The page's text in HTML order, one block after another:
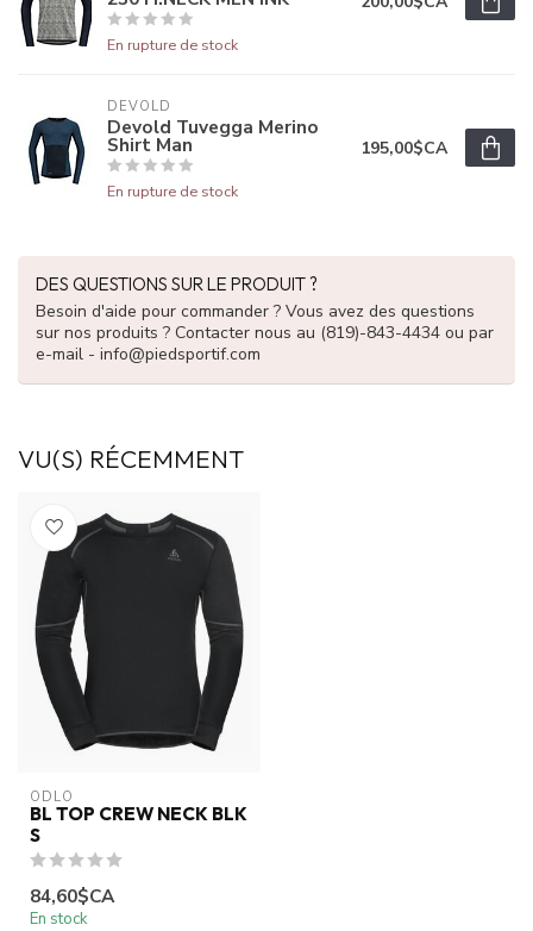
En rupture de stock
DEVOLD
Devold Tuvegga Merino
Shirt Man
En rupture de stock
195,00$CA
DES QUESTIONS SUR LE PRODUIT ?
Besoin d'aide pour commander ? Vous avez des questions
sur nos produits ? Contacter nous au (819)-843-4434 ou par
e-mail - info@piedsportif.com
VU(S) RÉCEMMENT
ODLO
BL TOP CREW NECK BLK
S
84,60$CA
En stock